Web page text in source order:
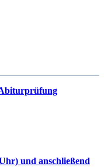
und anschließend